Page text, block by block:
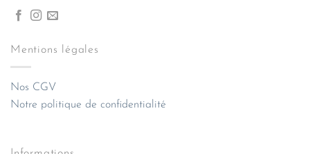
Mentions légales
Nos CGV
Notre politique de confidentialité